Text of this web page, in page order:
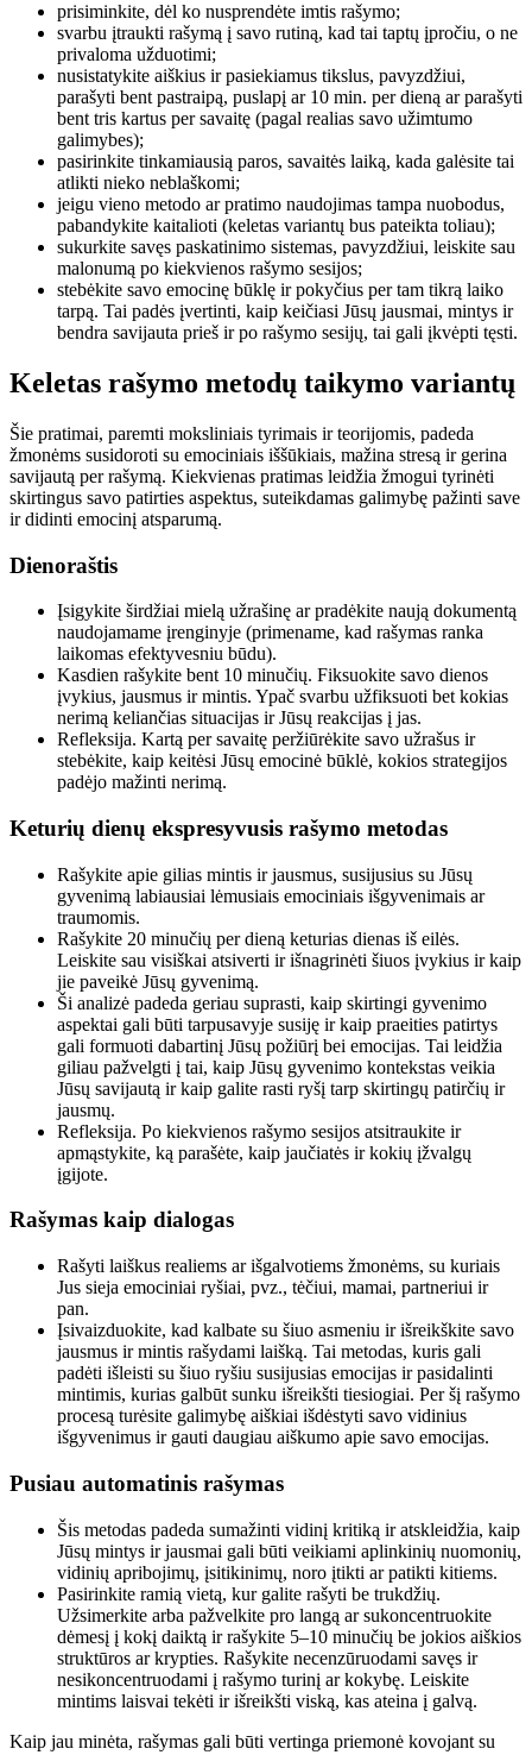
prisiminkite, dėl ko nusprendėte imtis rašymo;
svarbu įtraukti rašymą į savo rutiną, kad tai taptų įpročiu, o ne
privaloma užduotimi;
nusistatykite aiškius ir pasiekiamus tikslus, pavyzdžiui,
parašyti bent pastraipą, puslapį ar 10 min. per dieną ar parašyti
bent tris kartus per savaitę (pagal realias savo užimtumo
galimybes);
pasirinkite tinkamiausią paros, savaitės laiką, kada galėsite tai
atlikti nieko neblaškomi;
jeigu vieno metodo ar pratimo naudojimas tampa nuobodus,
pabandykite kaitalioti (keletas variantų bus pateikta toliau);
sukurkite savęs paskatinimo sistemas, pavyzdžiui, leiskite sau
malonumą po kiekvienos rašymo sesijos;
stebėkite savo emocinę būklę ir pokyčius per tam tikrą laiko
tarpą. Tai padės įvertinti, kaip keičiasi Jūsų jausmai, mintys ir
bendra savijauta prieš ir po rašymo sesijų, tai gali įkvėpti tęsti.
Keletas rašymo metodų taikymo variantų
Šie pratimai, paremti moksliniais tyrimais ir teorijomis, padeda
žmonėms susidoroti su emociniais iššūkiais, mažina stresą ir gerina
savijautą per rašymą. Kiekvienas pratimas leidžia žmogui tyrinėti
skirtingus savo patirties aspektus, suteikdamas galimybę pažinti save
ir didinti emocinį atsparumą.
Dienoraštis
Įsigykite širdžiai mielą užrašinę ar pradėkite naują dokumentą
naudojamame įrenginyje (primename, kad rašymas ranka
laikomas efektyvesniu būdu).
Kasdien rašykite bent 10 minučių. Fiksuokite savo dienos
įvykius, jausmus ir mintis. Ypač svarbu užfiksuoti bet kokias
nerimą keliančias situacijas ir Jūsų reakcijas į jas.
Refleksija. Kartą per savaitę peržiūrėkite savo užrašus ir
stebėkite, kaip keitėsi Jūsų emocinė būklė, kokios strategijos
padėjo mažinti nerimą.
Keturių dienų ekspresyvusis rašymo metodas
Rašykite apie gilias mintis ir jausmus, susijusius su Jūsų
gyvenimą labiausiai lėmusiais emociniais išgyvenimais ar
traumomis.
Rašykite 20 minučių per dieną keturias dienas iš eilės.
Leiskite sau visiškai atsiverti ir išnagrinėti šiuos įvykius ir kaip
jie paveikė Jūsų gyvenimą.
Ši analizė padeda geriau suprasti, kaip skirtingi gyvenimo
aspektai gali būti tarpusavyje susiję ir kaip praeities patirtys
gali formuoti dabartinį Jūsų požiūrį bei emocijas. Tai leidžia
giliau pažvelgti į tai, kaip Jūsų gyvenimo kontekstas veikia
Jūsų savijautą ir kaip galite rasti ryšį tarp skirtingų patirčių ir
jausmų.
Refleksija. Po kiekvienos rašymo sesijos atsitraukite ir
apmąstykite, ką parašėte, kaip jaučiatės ir kokių įžvalgų
įgijote.
Rašymas kaip dialogas
Rašyti laiškus realiems ar išgalvotiems žmonėms, su kuriais
Jus sieja emociniai ryšiai, pvz., tėčiui, mamai, partneriui ir
pan.
Įsivaizduokite, kad kalbate su šiuo asmeniu ir išreikškite savo
jausmus ir mintis rašydami laišką. Tai metodas, kuris gali
padėti išleisti su šiuo ryšiu susijusias emocijas ir pasidalinti
mintimis, kurias galbūt sunku išreikšti tiesiogiai. Per šį rašymo
procesą turėsite galimybę aiškiai išdėstyti savo vidinius
išgyvenimus ir gauti daugiau aiškumo apie savo emocijas.
Pusiau automatinis rašymas
Šis metodas padeda sumažinti vidinį kritiką ir atskleidžia, kaip
Jūsų mintys ir jausmai gali būti veikiami aplinkinių nuomonių,
vidinių apribojimų, įsitikinimų, noro įtikti ar patikti kitiems.
Pasirinkite ramią vietą, kur galite rašyti be trukdžių.
Užsimerkite arba pažvelkite pro langą ar sukoncentruokite
dėmesį į kokį daiktą ir rašykite 5–10 minučių be jokios aiškios
struktūros ar krypties. Rašykite necenzūruodami savęs ir
nesikoncentruodami į rašymo turinį ar kokybę. Leiskite
mintims laisvai tekėti ir išreikšti viską, kas ateina į galvą.
Kaip jau minėta, rašymas gali būti vertinga priemonė kovojant su